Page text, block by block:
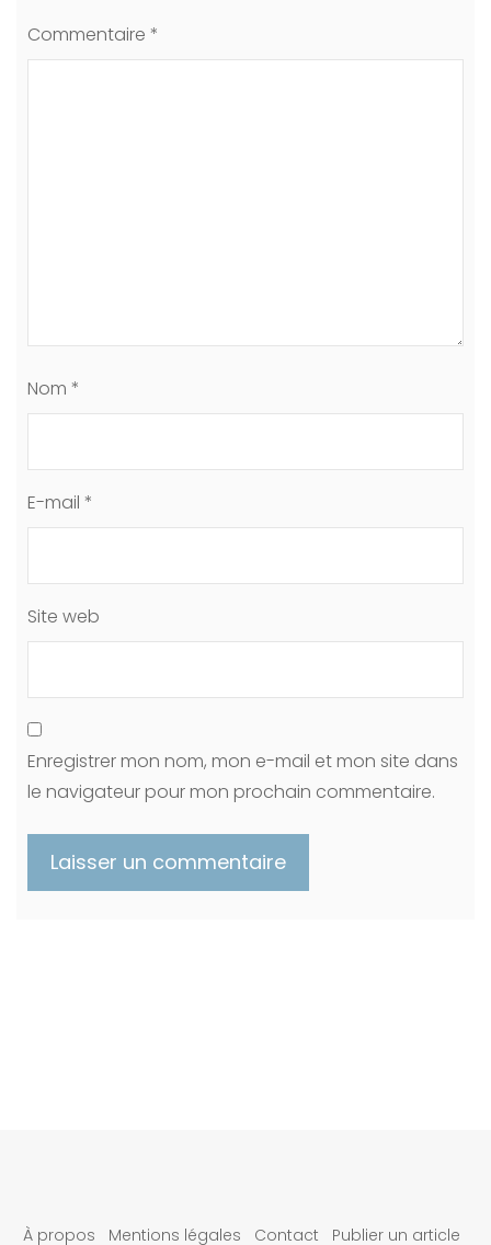
Commentaire *
Nom *
E-mail *
Site web
Enregistrer mon nom, mon e-mail et mon site dans
le navigateur pour mon prochain commentaire.
À propos Mentions légales Contact Publier un article